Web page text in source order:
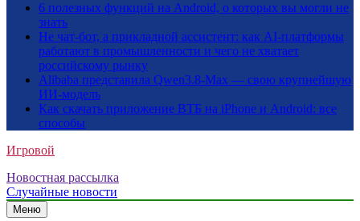
6 полезных функций на Android, о которых вы могли не
знать
Не чат-бот, а прикладной ассистент: как AI-платформы
работают в промышленности и чего не хватает
российскому рынку
Alibaba представила Qwen3.8-Max — свою крупнейшую
ИИ-модель
Как скачать приложение ВТБ на iPhone и Android: все
способы
Игровой
Новостная рассылка
Случайные новости
Меню